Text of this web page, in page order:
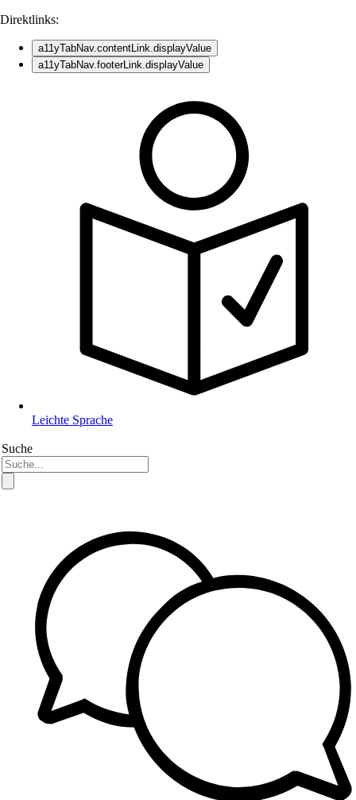
Direktlinks:
a11yTabNav.contentLink.displayValue
a11yTabNav.footerLink.displayValue
Leichte Sprache
Suche